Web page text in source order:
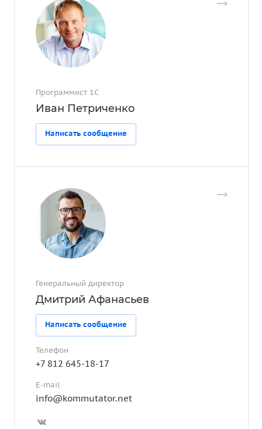
Программист 1С
Иван Петриченко
Написать сообщение
Генеральный директор
Дмитрий Афанасьев
Написать сообщение
Телефон
+7 812 645-18-17
E-mail
info@kommutator.net